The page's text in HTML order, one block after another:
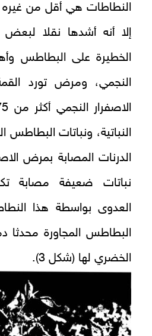
النطاطات هي أقل من غيره
إلا أنه أشدها نقلا لبعض
الخطيرة على البطاطس
النجمي، ومرض تورد
النباتية، ونباتات البطاطس
الدرنات المصابة بمرض
نباتات ضعيفة مصابة
العدوى بواسطة هذا
البطاطس المجاورة محدثا
الخضري لها (شكل 3).